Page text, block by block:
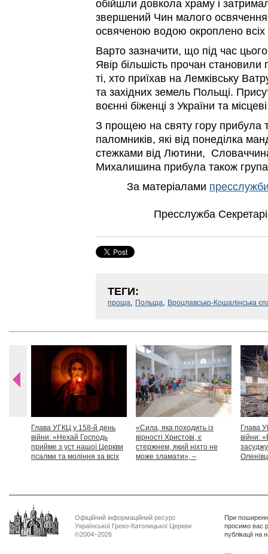
обійшли довкола храму і
звершений Чин малого
освяченою водою окроплено всіх
Варто зазначити, що під час
Явір більшість прочан
ті, хто приїхав на Лемківську
та західних земель Польщі.
воєнні біженці з України та
З прощею на святу гору прибула
паломників, які від понеділка
стежками від Лютини,
Михалишина прибула також
За матеріалами
Пресслужба
ТЕГИ:
проща, Польща, Вроцлавсько-Кошалінська
Глава УГКЦ у 158-й день
війни: «Нехай Господь
прийме з уст нашої Церкви
псалми та моління за всіх
«Сила, яка походить із
вірності Христові, є
стержнем, який ніхто не
може зламати», –
Глава
війни:
Офіційний інформаційний ресурс
Української Греко-Католицької Церкви
©2004–2026
При
просимо вас
публікації на